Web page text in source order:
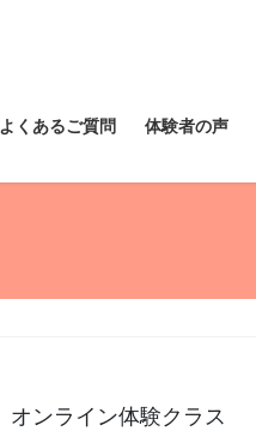
よくあるご質問 体験者の声
オンライン体験クラス